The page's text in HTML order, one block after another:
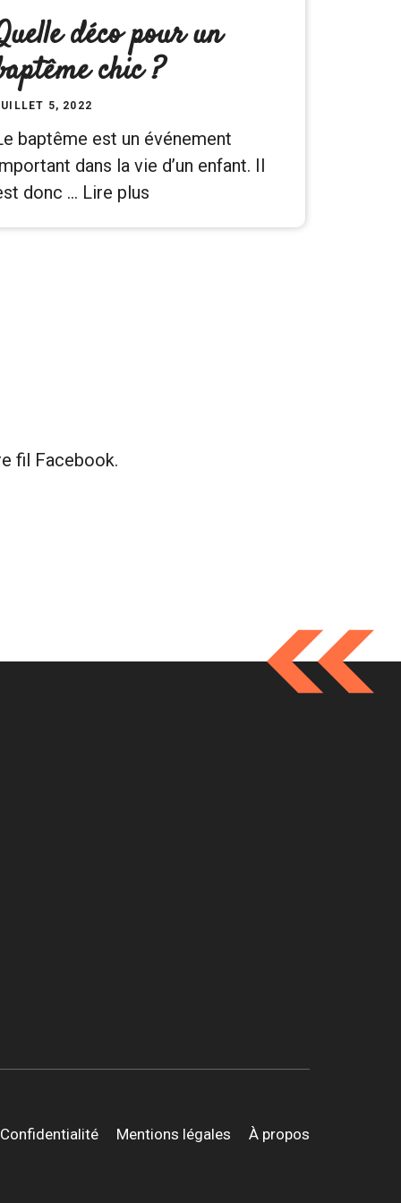
déco pour un
chic ?
5, 2022
baptême est un événement
dans la vie d’un enfant. Il
donc … Lire plus
fil Facebook.
Confidentialité Mentions légales À propos